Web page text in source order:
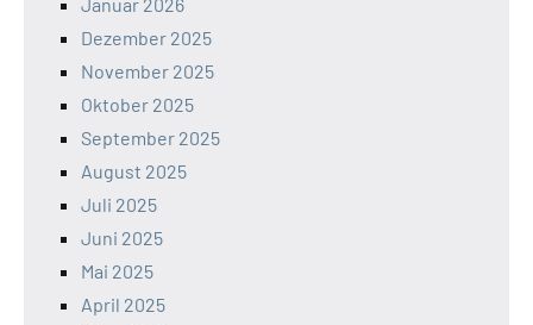
Januar 2026
Dezember 2025
November 2025
Oktober 2025
September 2025
August 2025
Juli 2025
Juni 2025
Mai 2025
April 2025